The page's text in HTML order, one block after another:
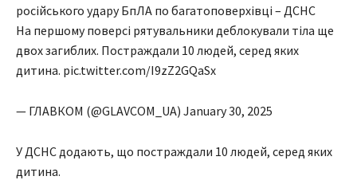
російського удару БпЛА по багатоповерхівці – ДСНС
На першому поверсі рятувальники деблокували тіла ще
двох загиблих. Постраждали 10 людей, серед яких
дитина. pic.twitter.com/I9zZ2GQaSx
— ГЛАВКОМ (@GLAVCOM_UA) January 30, 2025
У ДСНС додають, що постраждали 10 людей, серед яких
дитина.